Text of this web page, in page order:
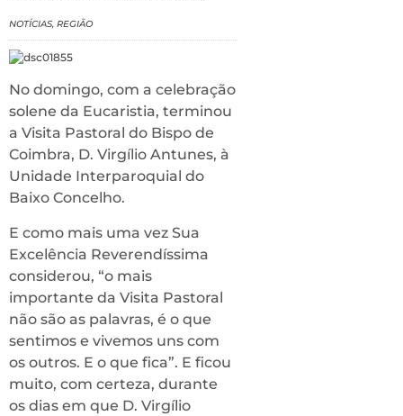
NOTÍCIAS, REGIÃO
No domingo, com a celebração
solene da Eucaristia, terminou
a Visita Pastoral do Bispo de
Coimbra, D. Virgílio Antunes, à
Unidade Interparoquial do
Baixo Concelho.
E como mais uma vez Sua
Excelência Reverendíssima
considerou, “o mais
importante da Visita Pastoral
não são as palavras, é o que
sentimos e vivemos uns com
os outros. E o que fica”. E ficou
muito, com certeza, durante
os dias em que D. Virgílio